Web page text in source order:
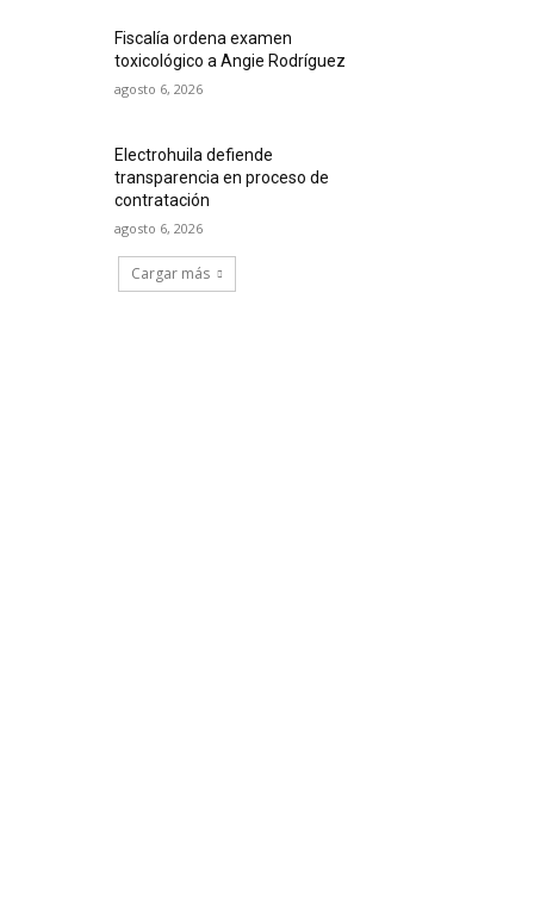
Fiscalía ordena examen
toxicológico a Angie Rodríguez
agosto 6, 2026
Electrohuila defiende
transparencia en proceso de
contratación
agosto 6, 2026
Cargar más